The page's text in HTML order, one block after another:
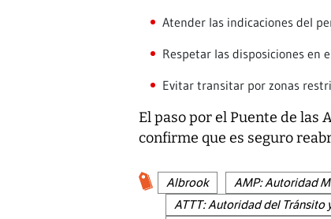
Atender las indicaciones del
Respetar las disposiciones en
Evitar transitar por zonas
El paso por el Puente de las
confirme que es seguro
Albrook
AMP: Autoridad
ATTT: Autoridad del Tránsito